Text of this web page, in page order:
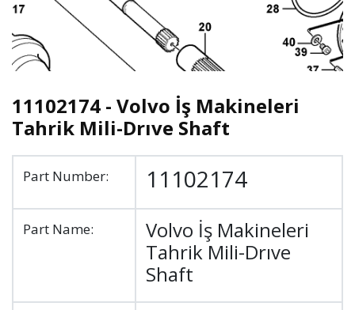
11102174 - Volvo İş Makineleri
Tahrik Mili-Drıve Shaft
Part Number: 11102174
Part Name:
Volvo İş Makineleri
Tahrik Mili-Drıve
Shaft